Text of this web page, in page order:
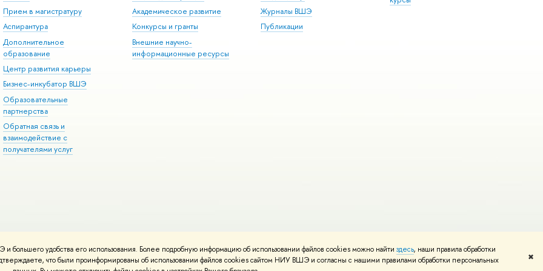
удобства его использования. Более подробную информацию об использовании файлов cookies можно найти здесь, наши правила обработки
что были проинформированы об использовании файлов cookies сайтом НИУ ВШЭ и согласны с нашими правилами обработки персональных
✖
Прием в магистратуру
Аспирантура
Дополнительное
образование
Центр развития карьеры
Бизнес-инкубатор ВШЭ
Образовательные
партнерства
Обратная связь и
взаимодействие с
получателями услуг
Академическое развитие
Конкурсы и гранты
Внешние научно-
информационные ресурсы
Журналы ВШЭ
Публикации
Редактору
Условия использования материалов Политика конфиденциальности Карта сайта
вШколе дизайна НИУ ВШЭ